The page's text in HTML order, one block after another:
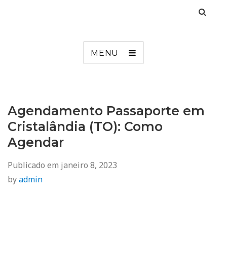
MENU
Agendamento Passaporte em
Cristalândia (TO): Como
Agendar
Publicado em janeiro 8, 2023
byadmin